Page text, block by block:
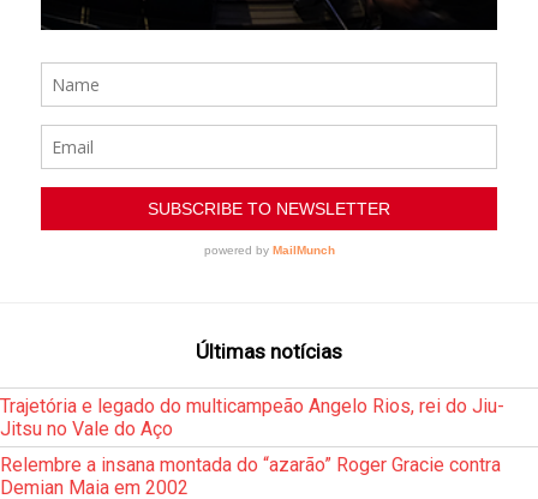
Últimas notícias
Trajetória e legado do multicampeão Angelo Rios, rei do Jiu-
Jitsu no Vale do Aço
Relembre a insana montada do “azarão” Roger Gracie contra
Demian Maia em 2002